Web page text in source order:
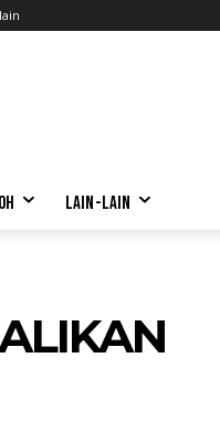
LAIN-LAIN